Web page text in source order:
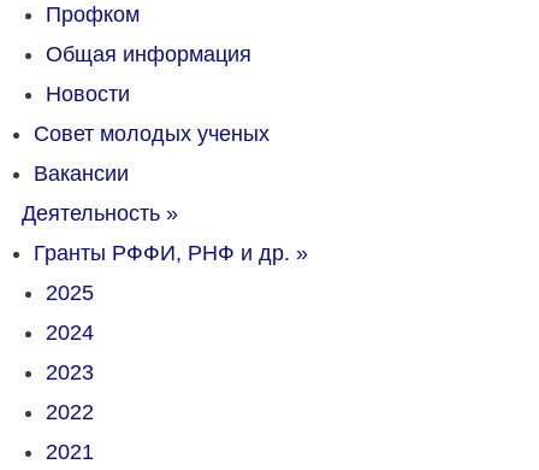
Профком
Общая информация
Новости
Совет молодых ученых
Вакансии
Деятельность »
Гранты РФФИ, РНФ и др. »
2025
2024
2023
2022
2021